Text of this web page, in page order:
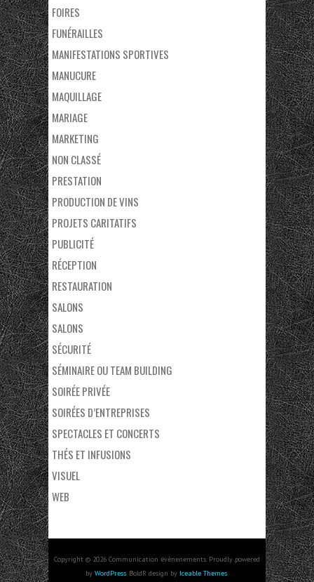
FOIRES
FUNÉRAILLES
MANIFESTATIONS SPORTIVES
MANUCURE
MAQUILLAGE
MARIAGE
MARKETING
NON CLASSÉ
PRESTATION
PRODUCTION DE VINS
PROJETS CARITATIFS
PUBLICITÉ
RÉCEPTION
RESTAURATION
SALONS
SALONS
SÉCURITÉ
SÉMINAIRE OU TEAM BUILDING
SOIRÉE PRIVÉE
SOIRÉES D’ENTREPRISES
SPECTACLES ET CONCERTS
THÉS ET INFUSIONS
VISUEL
WEB
Copyright © 2026 Communication évènenements. Proudly powered
by WordPress. BoldR design by Iceable Themes.